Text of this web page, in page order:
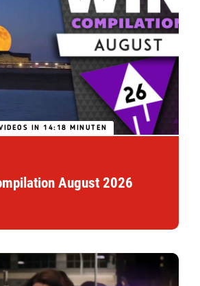
IN 14:18 MINUTEN
August 2026